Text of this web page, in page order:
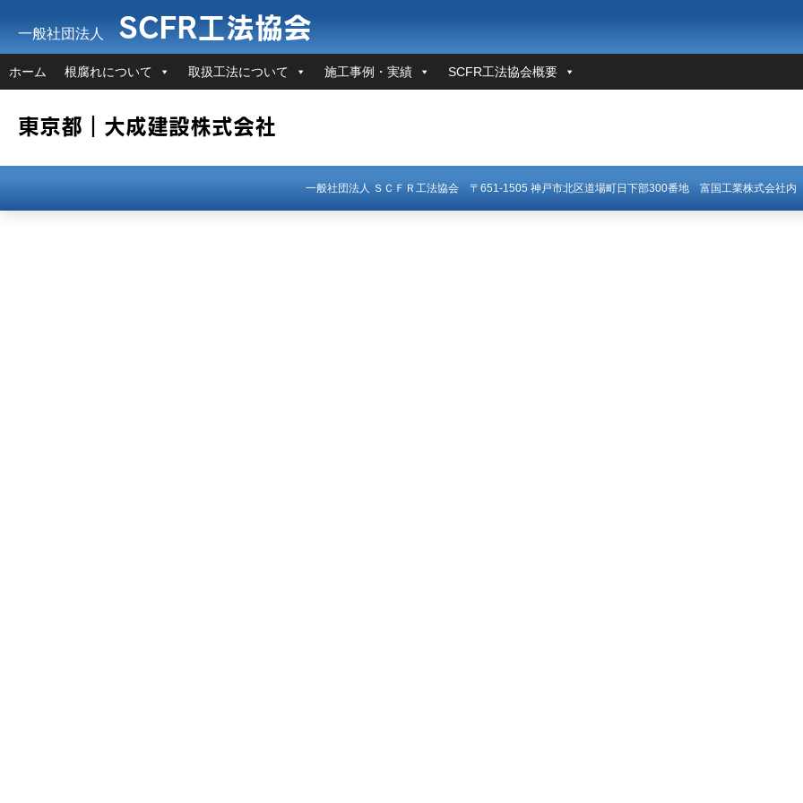
一般社団法人 SCFR工法協会
ホーム 根腐れについて 取扱工法について 施工事例・実績 SCFR工法協会概要
東京都｜大成建設株式会社
一般社団法人 ＳＣＦＲ工法協会 〒651-1505 神戸市北区道場町日下部300番地 富国工業株式会社内